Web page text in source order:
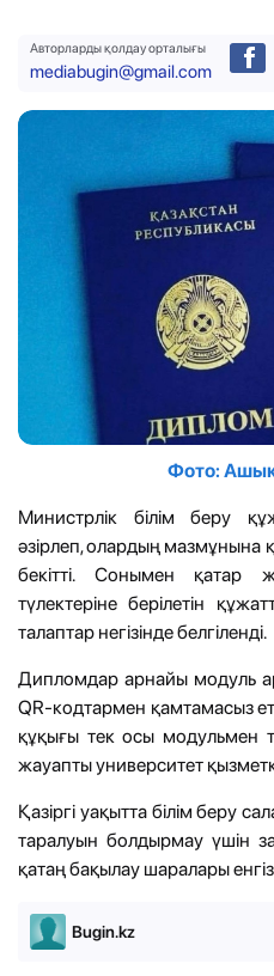
Авторларды қолдау орталығы
mediabugin@gmail.com
Фото:
Министрлік білім беру
әзірлеп, олардың мазмұнына
бекітті. Сонымен қатар
түлектеріне берілетін
талаптар негізінде белгіленді.
Дипломдар арнайы модуль
QR-кодтармен қамтамасыз
құқығы тек осы модульмен
жауапты университет
Қазіргі уақытта білім беру
таралуын болдырмау үшін
қатаң бақылау шаралары
Bugin.kz